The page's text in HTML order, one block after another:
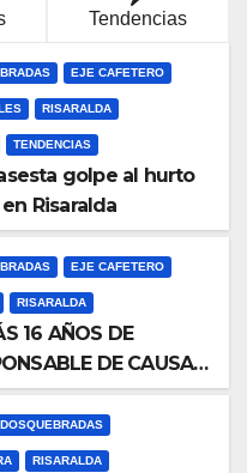
Tendencias
EJE CAFETERO
RISARALDA
TENDENCIAS
golpe al hurto
Risaralda
EJE CAFETERO
RISARALDA
16 AÑOS DE
DE CAUSAR
MUJER EN
DOSQUEBRADAS
RISARALDA